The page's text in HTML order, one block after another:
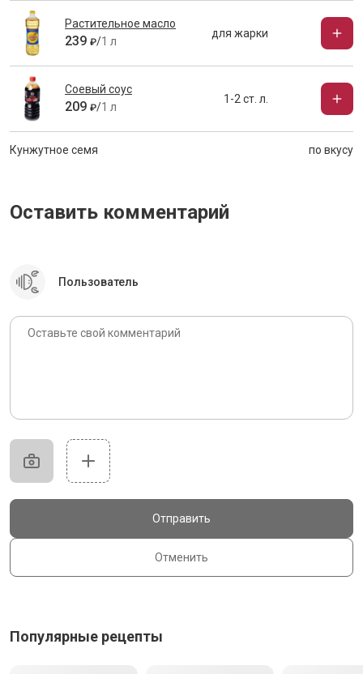
Растительное масло
239 ₽/1 л
для жарки
Соевый соус
209 ₽/1 л
1-2 ст. л.
Кунжутное семя по вкусу
Оставить комментарий
Пользователь
Отменить
Отправить
Популярные рецепты